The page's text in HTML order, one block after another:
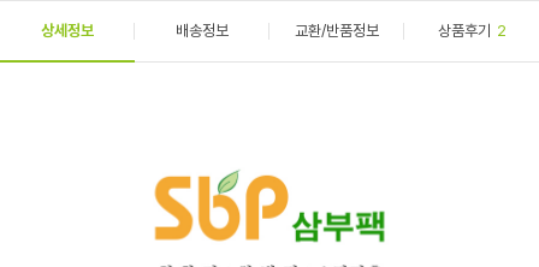
상세정보 배송정보 교환/반품정보 상품후기 2